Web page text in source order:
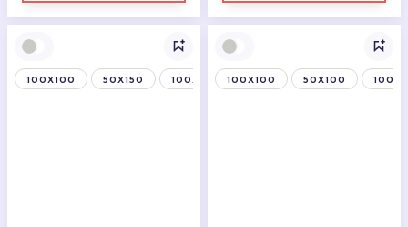
100X100 50X150 100X150 100X100 50X100